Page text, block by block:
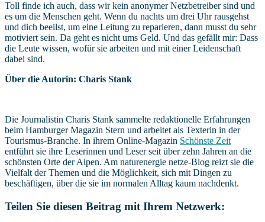
Toll finde ich auch, dass wir kein anonymer Netzbetreiber sind und
es um die Menschen geht. Wenn du nachts um drei Uhr rausgehst
und dich beeilst, um eine Leitung zu reparieren, dann musst du sehr
motiviert sein. Da geht es nicht ums Geld. Und das gefällt mir: Dass
die Leute wissen, wofür sie arbeiten und mit einer Leidenschaft
dabei sind.
Über die Autorin: Charis Stank
Die Journalistin Charis Stank sammelte redaktionelle Erfahrungen
beim Hamburger Magazin Stern und arbeitet als Texterin in der
Tourismus-Branche. In ihrem Online-Magazin Schönste Zeit
entführt sie ihre Leserinnen und Leser seit über zehn Jahren an die
schönsten Orte der Alpen. Am naturenergie netze-Blog reizt sie die
Vielfalt der Themen und die Möglichkeit, sich mit Dingen zu
beschäftigen, über die sie im normalen Alltag kaum nachdenkt.
Teilen Sie diesen Beitrag mit Ihrem Netzwerk: